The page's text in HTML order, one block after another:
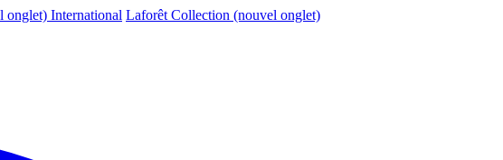
onglet) International Laforêt Collection (nouvel onglet)